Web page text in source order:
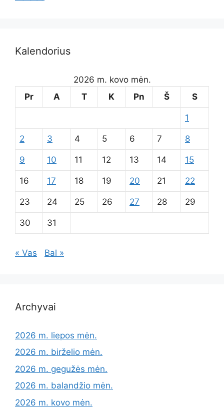
Kalendorius
2026 m. kovo mėn.
Pr
A T K Pn Š S
1
2 3 4 5 6 7 8
9 10 11 12 13 14 15
16 17 18 19 20 21 22
23 24 25 26 27 28 29
30 31
« Vas Bal »
Archyvai
2026 m. liepos mėn.
2026 m. birželio mėn.
2026 m. gegužės mėn.
2026 m. balandžio mėn.
2026 m. kovo mėn.